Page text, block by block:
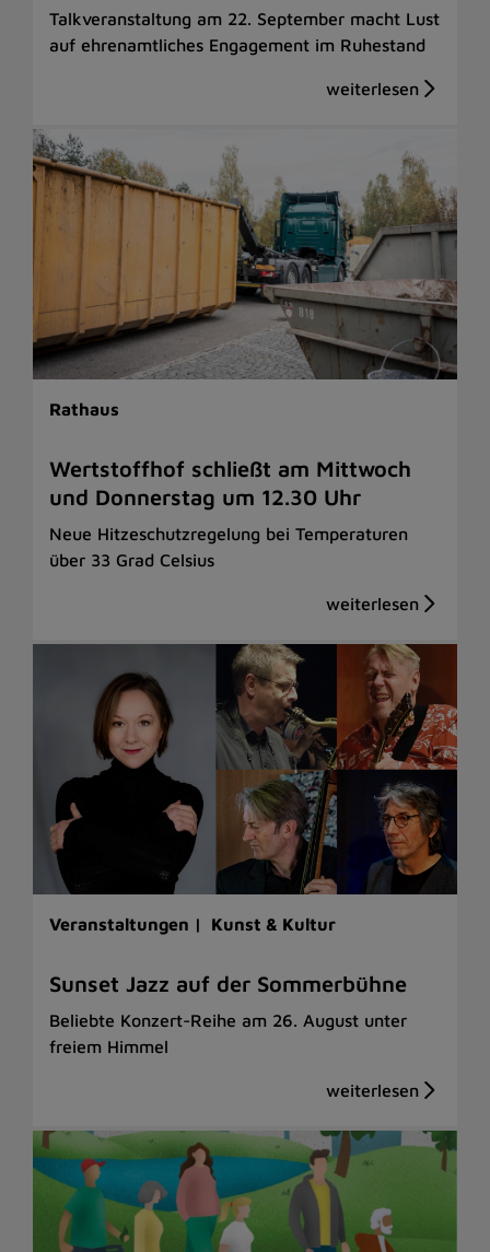
Talkveranstaltung am 22. September macht Lust
auf ehrenamtliches Engagement im Ruhestand
Rathaus
Wertstoffhof schließt am Mittwoch
und Donnerstag um 12.30 Uhr
Neue Hitzeschutzregelung bei Temperaturen
über 33 Grad Celsius
Veranstaltungen | Kunst & Kultur
Sunset Jazz auf der Sommerbühne
Beliebte Konzert-Reihe am 26. August unter
freiem Himmel